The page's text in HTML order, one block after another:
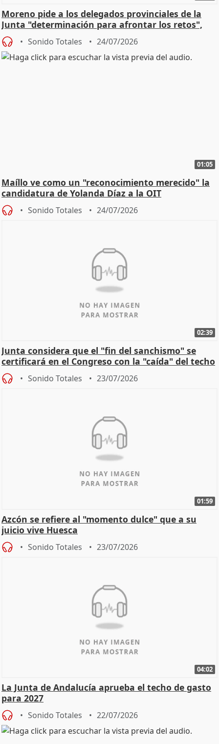
Moreno pide a los delegados provinciales de la
Junta "determinación para afrontar los retos",
diálog
Sonido Totales 24/07/2026
01:05
Maíllo ve como un "reconocimiento merecido" la
candidatura de Yolanda Díaz a la OIT
Sonido Totales 24/07/2026
02:39
Junta considera que el "fin del sanchismo" se
certificará en el Congreso con la "caída" del techo
de
Sonido Totales 23/07/2026
01:59
Azcón se refiere al "momento dulce" que a su
juicio vive Huesca
Sonido Totales 23/07/2026
04:02
La Junta de Andalucía aprueba el techo de gasto
para 2027
Sonido Totales 22/07/2026